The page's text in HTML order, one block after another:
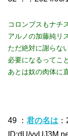
コロンブスもナチ
アルノの加藤純リ
ただ絶対に謝らな
必要になるってこ
あとは奴の肉体に
49 ：君の名は